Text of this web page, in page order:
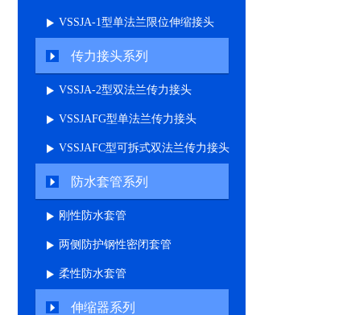
VSSJA-1型单法兰限位伸缩接头
传力接头系列
VSSJA-2型双法兰传力接头
VSSJAFG型单法兰传力接头
VSSJAFC型可拆式双法兰传力接头
防水套管系列
刚性防水套管
两侧防护钢性密闭套管
柔性防水套管
伸缩器系列